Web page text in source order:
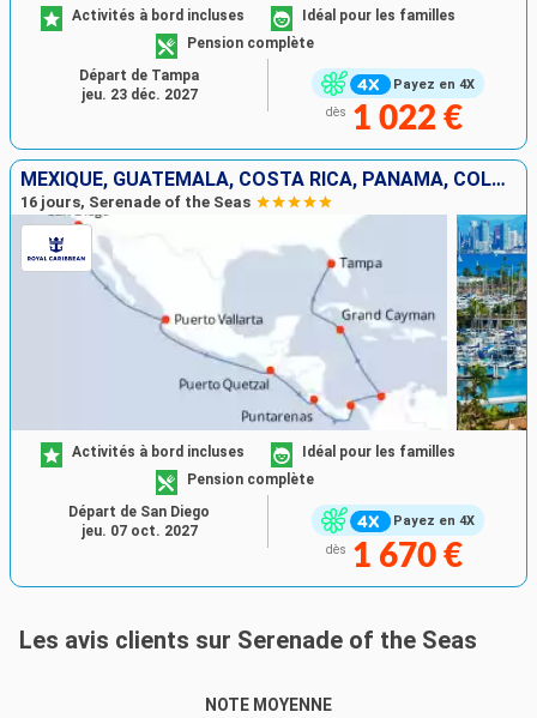
Payez en 4X
Activités à bord incluses
Idéal pour les familles
Pension complète
dès 1 022 €
Départ de Tampa
jeu. 23 déc. 2027
MEXIQUE, GUATEMALA, COSTA RICA, PANAMA, COLOMBIE, CAÏMANS (ÎLES), ÉTATS-UNIS
16 jours, Serenade of the Seas
Payez en 4X
Activités à bord incluses
Idéal pour les familles
Pension complète
dès 1 670 €
Départ de San Diego
jeu. 07 oct. 2027
Les avis clients sur Serenade of the Seas
NOTE MOYENNE